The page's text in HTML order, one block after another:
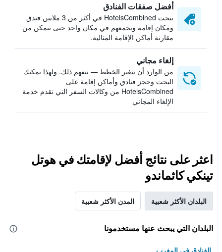
أفضل صفقات الفنادق
يبحث HotelsCombined في أكثر من 3 ملايين فندق
ومكان إقامة ويجمعهم في مكان واحد حتى تتمكن من
مقارنة أماكن الإقامة المثالية.
إلغاء مجاني
من الوارد أن تتغير الخطط — نتفهم ذلك. ولهذا يمكنك
البحث وحجز فنادق وأماكن إقامة على
HotelsCombined من وكالات السفر التي تقدم خدمة
الإلغاء المجاني
اعثر على نتائج أفضل لإقامتك في هوتل
تينكي كاثماندو
البلدان الأكثر شعبية المدن الأكثر شعبية
البلدان التي يبحث عنها مستخدمونا
الفنادق في المغرب